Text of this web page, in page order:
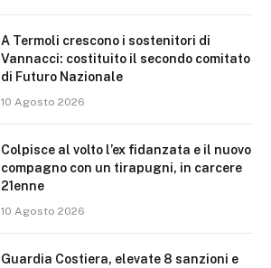
A Termoli crescono i sostenitori di
Vannacci: costituito il secondo comitato
di Futuro Nazionale
10 Agosto 2026
Colpisce al volto l’ex fidanzata e il nuovo
compagno con un tirapugni, in carcere
21enne
10 Agosto 2026
Guardia Costiera, elevate 8 sanzioni e